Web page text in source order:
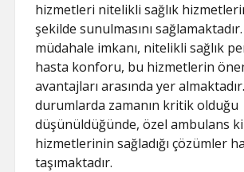
hizmetleri nitelikli sağlık
şekilde sunulmasını sağlamaktadır.
müdahale imkanı, nitelikli sağlık
hasta konforu, bu hizmetlerin
avantajları arasında yer
durumlarda zamanın kritik olduğu
düşünüldüğünde, özel ambulans
hizmetlerinin sağladığı çözümler
taşımaktadır.